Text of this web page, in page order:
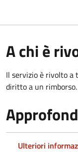
A chi è
Il servizio è rivolto
diritto a un rimborso.
Ulteriori